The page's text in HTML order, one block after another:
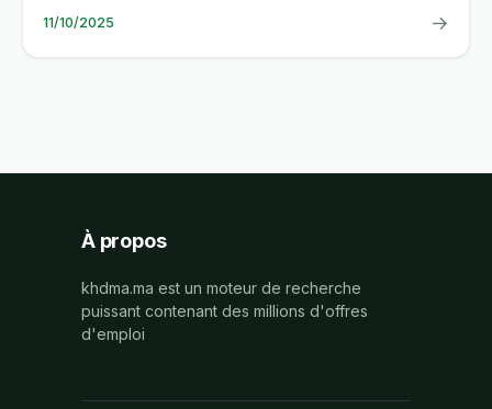
11/10/2025 →
À propos
khdma.ma est un moteur de recherche
puissant contenant des millions d'offres
d'emploi